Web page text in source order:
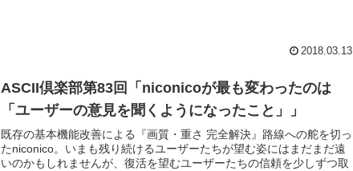
2018.03.13
ASCII倶楽部第83回「niconicoが最も変わったのは
「ユーザーの意見を聞くようになったこと」」
既存の基本機能改善による『画質・重さ 完全解決』路線への舵を切っ
たniconico。いまも残り続けるユーザーたちが望む姿にはまだまだ遠
いのかもしれませんが、復活を望むユーザーたちの信頼を少しずつ取